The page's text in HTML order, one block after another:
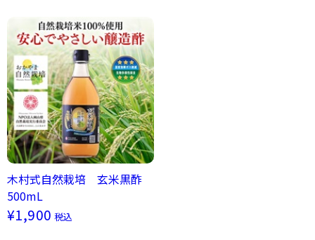
木村式自然栽培 玄米黒酢
500mL
¥1,900 税込